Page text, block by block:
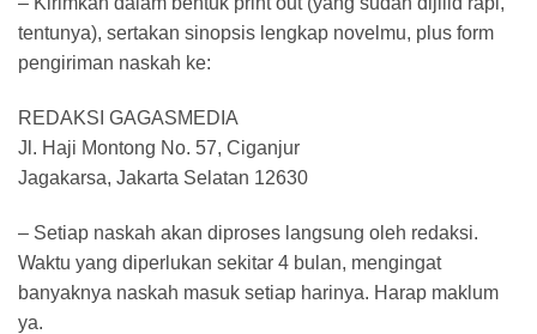
tentunya), sertakan sinopsis lengkap novelmu, plus form
pengiriman naskah ke:
REDAKSI GAGASMEDIA
Jl. Haji Montong No. 57, Ciganjur
Jagakarsa, Jakarta Selatan 12630
– Setiap naskah akan diproses langsung oleh redaksi.
Waktu yang diperlukan sekitar 4 bulan, mengingat
banyaknya naskah masuk setiap harinya. Harap maklum
ya.